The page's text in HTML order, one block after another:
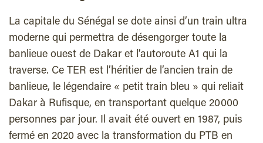
La capitale du Sénégal se dote ainsi d’un train ultra
moderne qui permettra de désengorger toute la
banlieue ouest de Dakar et l’autoroute A1 qui la
traverse. Ce TER est l’héritier de l’ancien train de
banlieue, le légendaire « petit train bleu » qui reliait
Dakar à Rufisque, en transportant quelque 20 000
personnes par jour. Il avait été ouvert en 1987, puis
fermé en 2020 avec la transformation du PTB en